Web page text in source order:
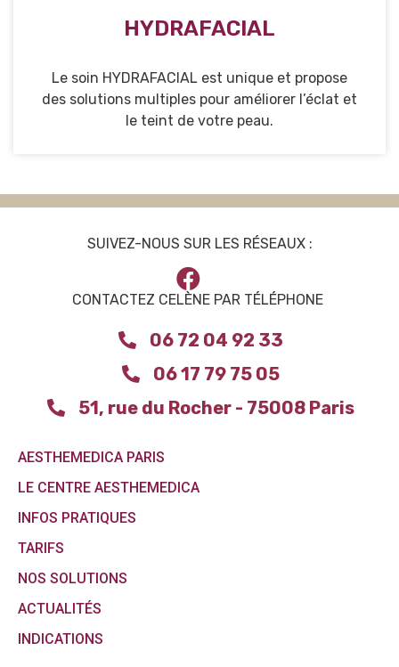
HYDRAFACIAL
Le soin HYDRAFACIAL est unique et propose
des solutions multiples pour améliorer l’éclat et
le teint de votre peau.
SUIVEZ-NOUS SUR LES RÉSEAUX :
CONTACTEZ CELÈNE PAR TÉLÉPHONE
06 72 04 92 33
06 17 79 75 05
51, rue du Rocher - 75008 Paris
AESTHEMEDICA PARIS
LE CENTRE AESTHEMEDICA
INFOS PRATIQUES
TARIFS
NOS SOLUTIONS
ACTUALITÉS
INDICATIONS